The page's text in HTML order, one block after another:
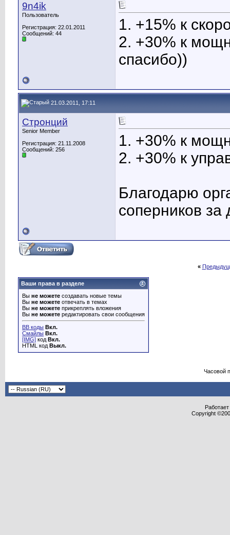
9n4ik
Пользователь
Регистрация: 22.01.2011
Сообщений: 44
1. +15% к
2. +30% к
спасибо))
21.03.2011, 17:11
Стронций
Senior Member
Регистрация: 21.11.2008
Сообщений: 256
1. +30% к
2. +30% к
Благодарю
соперников за
«
Ваши права в разделе
Вы не можете создавать новые темы
Вы не можете отвечать в темах
Вы не можете прикреплять вложения
Вы не можете редактировать свои сообщения
BB коды Вкл.
Смайлы Вкл.
[IMG] код Вкл.
HTML код Выкл.
Часовой
Copyright